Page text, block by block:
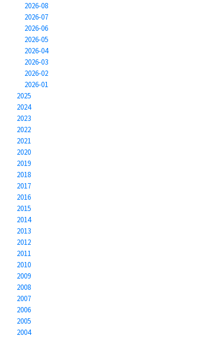
2026-08
2026-07
2026-06
2026-05
2026-04
2026-03
2026-02
2026-01
2025
2024
2023
2022
2021
2020
2019
2018
2017
2016
2015
2014
2013
2012
2011
2010
2009
2008
2007
2006
2005
2004